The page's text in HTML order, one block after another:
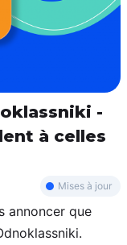
-
à celles
Mises à jour
annoncer que